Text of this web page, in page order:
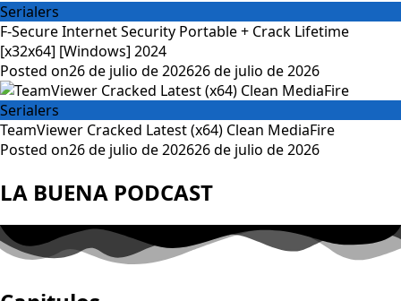
Serialers
F-Secure Internet Security Portable + Crack Lifetime
[x32x64] [Windows] 2024
Posted on26 de julio de 202626 de julio de 2026
Serialers
TeamViewer Cracked Latest (x64) Clean MediaFire
Posted on26 de julio de 202626 de julio de 2026
LA BUENA PODCAST